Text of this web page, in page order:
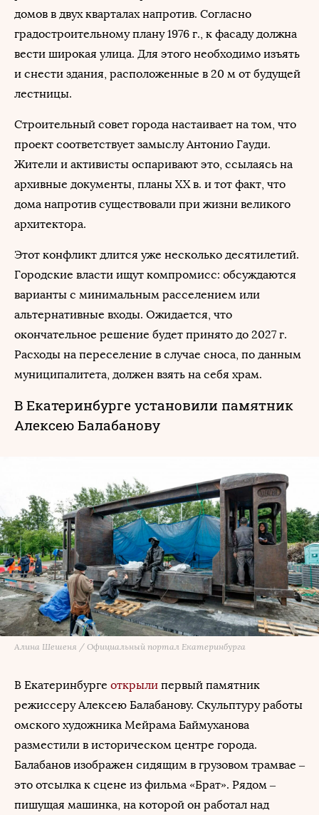
домов в двух кварталах напротив. Согласно
градостроительному плану 1976 г., к фасаду должна
вести широкая улица. Для этого необходимо изъять
и снести здания, расположенные в 20 м от будущей
лестницы.
Строительный совет города настаивает на том, что
проект соответствует замыслу Антонио Гауди.
Жители и активисты оспаривают это, ссылаясь на
архивные документы, планы XX в. и тот факт, что
дома напротив существовали при жизни великого
архитектора.
Этот конфликт длится уже несколько десятилетий.
Городские власти ищут компромисс: обсуждаются
варианты с минимальным расселением или
альтернативные входы. Ожидается, что
окончательное решение будет принято до 2027 г.
Расходы на переселение в случае сноса, по данным
муниципалитета, должен взять на себя храм.
В Екатеринбурге установили памятник
Алексею Балабанову
Алина Шешеня / Официальный портал Екатеринбурга
В Екатеринбурге открыли первый памятник
режиссеру Алексею Балабанову. Скульптуру работы
омского художника Мейрама Баймуханова
разместили в историческом центре города.
Балабанов изображен сидящим в грузовом трамвае –
это отсылка к сцене из фильма «Брат». Рядом –
пишущая машинка, на которой он работал над